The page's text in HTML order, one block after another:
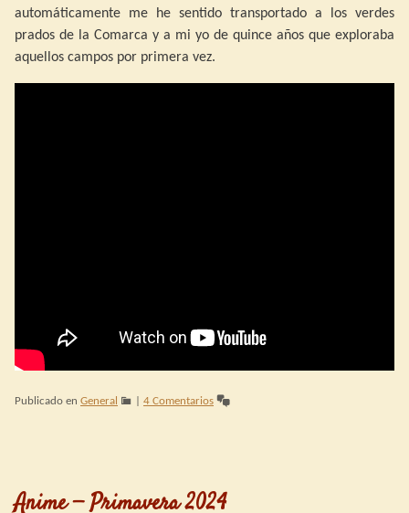
automáticamente me he sentido transportado a los verdes
prados de la Comarca y a mi yo de quince años que exploraba
aquellos campos por primera vez.
Publicado en General 4 Comentarios
Anime — Primavera 2024